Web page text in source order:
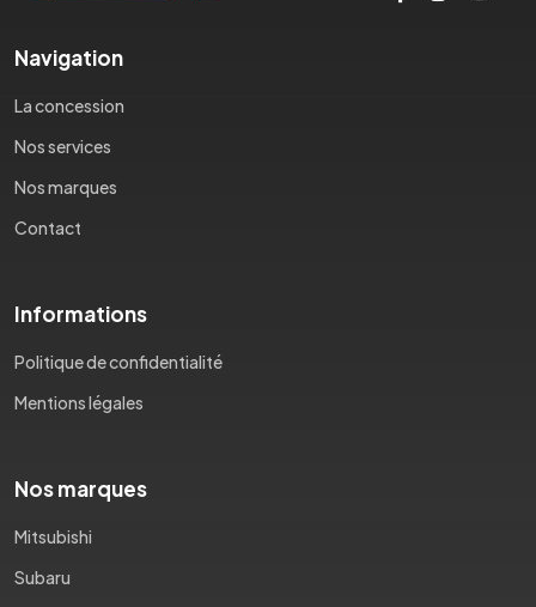
Navigation
La concession
Nos services
Nos marques
Contact
Informations
Politique de confidentialité
Mentions légales
Nos marques
Mitsubishi
Subaru